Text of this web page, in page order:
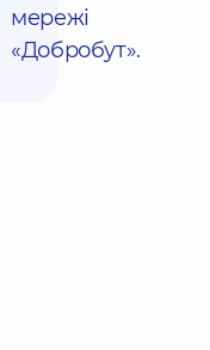
мережі
«Добробут».